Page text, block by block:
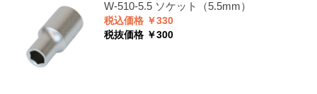
W-510-5.5 ソケット（5.5mm）
税込価格 ￥330
税抜価格 ￥300